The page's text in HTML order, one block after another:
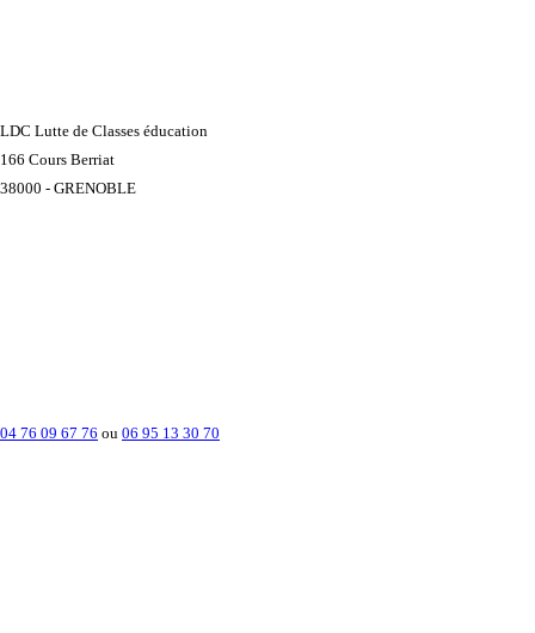
LDC Lutte de Classes éducation
166 Cours Berriat
38000 - GRENOBLE
04 76 09 67 76 ou 06 95 13 30 70